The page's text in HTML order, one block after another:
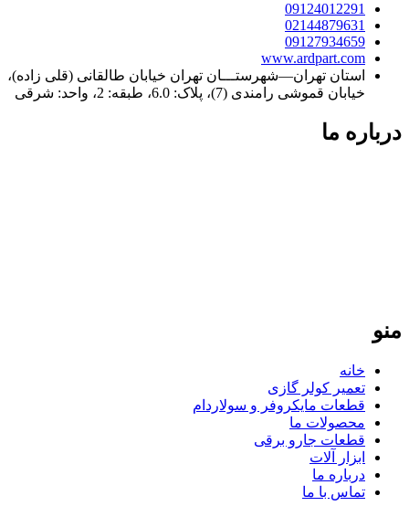
09124012291
02144879631
09127934659
www.ardpart.com
استان تهران—شهرستـــان تهران خیابان طالقانی (قلی زاده)،
خیابان قموشی رامندی (7)، پلاک: 6.0، طبقه: 2، واحد: شرقی
درباره ما
منو
خانه
تعمیر کولر گازی
قطعات مایکروفر و سولاردام
محصولات ما
قطعات جارو برقی
ابزار آلات
درباره ما
تماس با ما